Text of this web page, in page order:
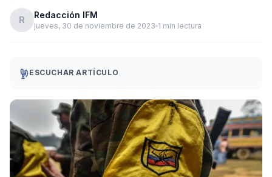
R Redacción IFM
jueves, 30 de noviembre de 2023 1 min lectura
ESCUCHAR ARTÍCULO